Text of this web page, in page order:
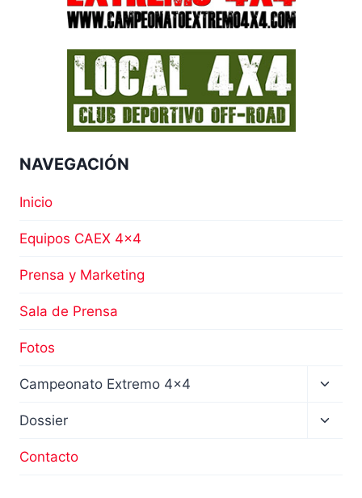
NAVEGACIÓN
Inicio
Equipos CAEX 4×4
Prensa y Marketing
Sala de Prensa
Fotos
Campeonato Extremo 4×4
hijo
Dossier
Contacto